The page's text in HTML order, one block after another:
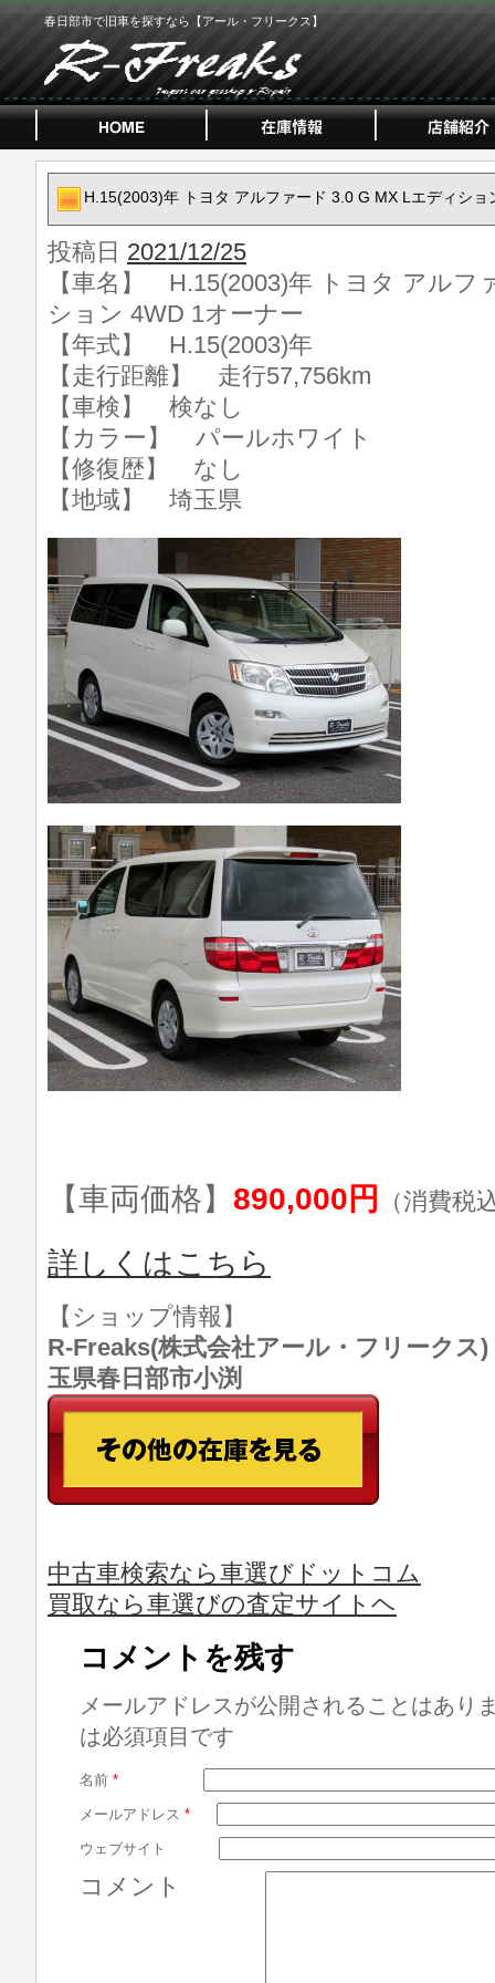
春日部市で旧車を探すなら【アール・フリークス】
H.15(2003)年 トヨタ アルファード 3.0 G MX Lエディショ
投稿日 2021/12/25
【車名】 H.15(2003)年 トヨタ アルフ
ション 4WD 1オーナー
【年式】 H.15(2003)年
【走行距離】 走行57,756km
【車検】 検なし
【カラー】 パールホワイト
【修復歴】 なし
【地域】 埼玉県
【車両価格】 890,000円 （消費税
詳しくはこちら
【ショップ情報】
R-Freaks(株式会社アール・フリーク
玉県春日部市小渕
中古車検索なら車選びドットコム
買取なら車選びの査定サイトヘ
コメントを残す
メールアドレスが公開されることはあり
は必須項目です
名前 *
メールアドレス *
ウェブサイト
コメント